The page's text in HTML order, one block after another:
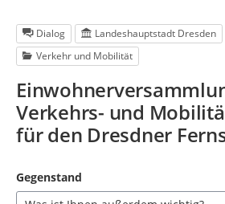
Dialog
Landeshauptstadt Dresden
Verkehr und Mobilität
Verkehrs- und
für den Dresdner
Gegenstand